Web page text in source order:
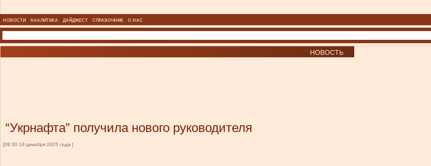
НОВОСТИ АНАЛИТИКА ДАЙДЖЕСТ СПРАВОЧНИК О НАС
НОВОСТЬ
“Укрнафта” получила нового руководителя
[09:30 18 декабря 2025 года ]